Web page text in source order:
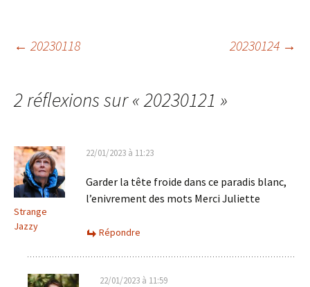
Navigation
des
articles
← 20230118 20230124 →
2 réflexions sur «20230121 »
Strange
Jazzy
22/01/2023 à 11:23
Garder la tête froide dans ce paradis blanc,
l’enivrement des mots Merci Juliette
Répondre
22/01/2023 à 11:59